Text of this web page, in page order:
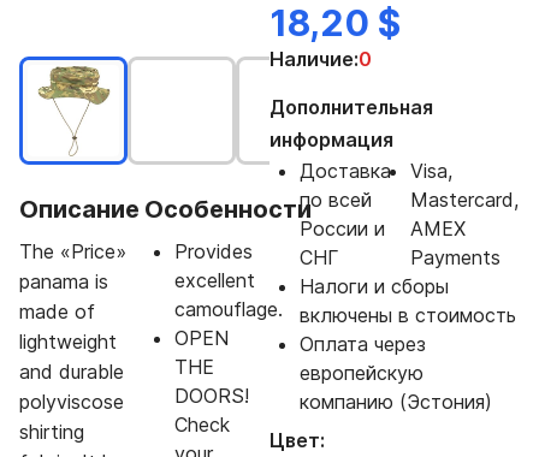
Описание
The «Price»
panama is
made of
lightweight
and durable
polyviscose
shirting
Особенности
Provides
excellent
camouflage.
OPEN
THE
DOORS!
Check
18,20 $
Наличие:0
Дополнительная
информация
Доставка
по всей
России и
СНГ
Visa,
Mastercard,
AMEX
Payments
Налоги и сборы
включены в стоимость
Оплата через
европейскую
компанию (Эстония)
Цвет: